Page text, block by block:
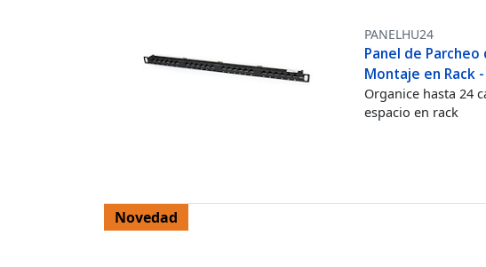
PANELHU24
Panel de Parcheo
Montaje en Rack
Organice hasta 24
espacio en rack
Novedad